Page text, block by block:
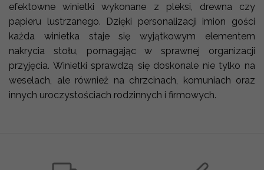
efektowne winietki wykonane z pleksi, drewna czy
papieru lustrzanego. Dzięki personalizacji imion gości
każda winietka staje się wyjątkowym elementem
nakrycia stołu, pomagając w sprawnej organizacji
przyjęcia. Winietki sprawdzą się doskonale nie tylko na
weselach, ale również na chrzcinach, komuniach oraz
innych uroczystościach rodzinnych i firmowych.